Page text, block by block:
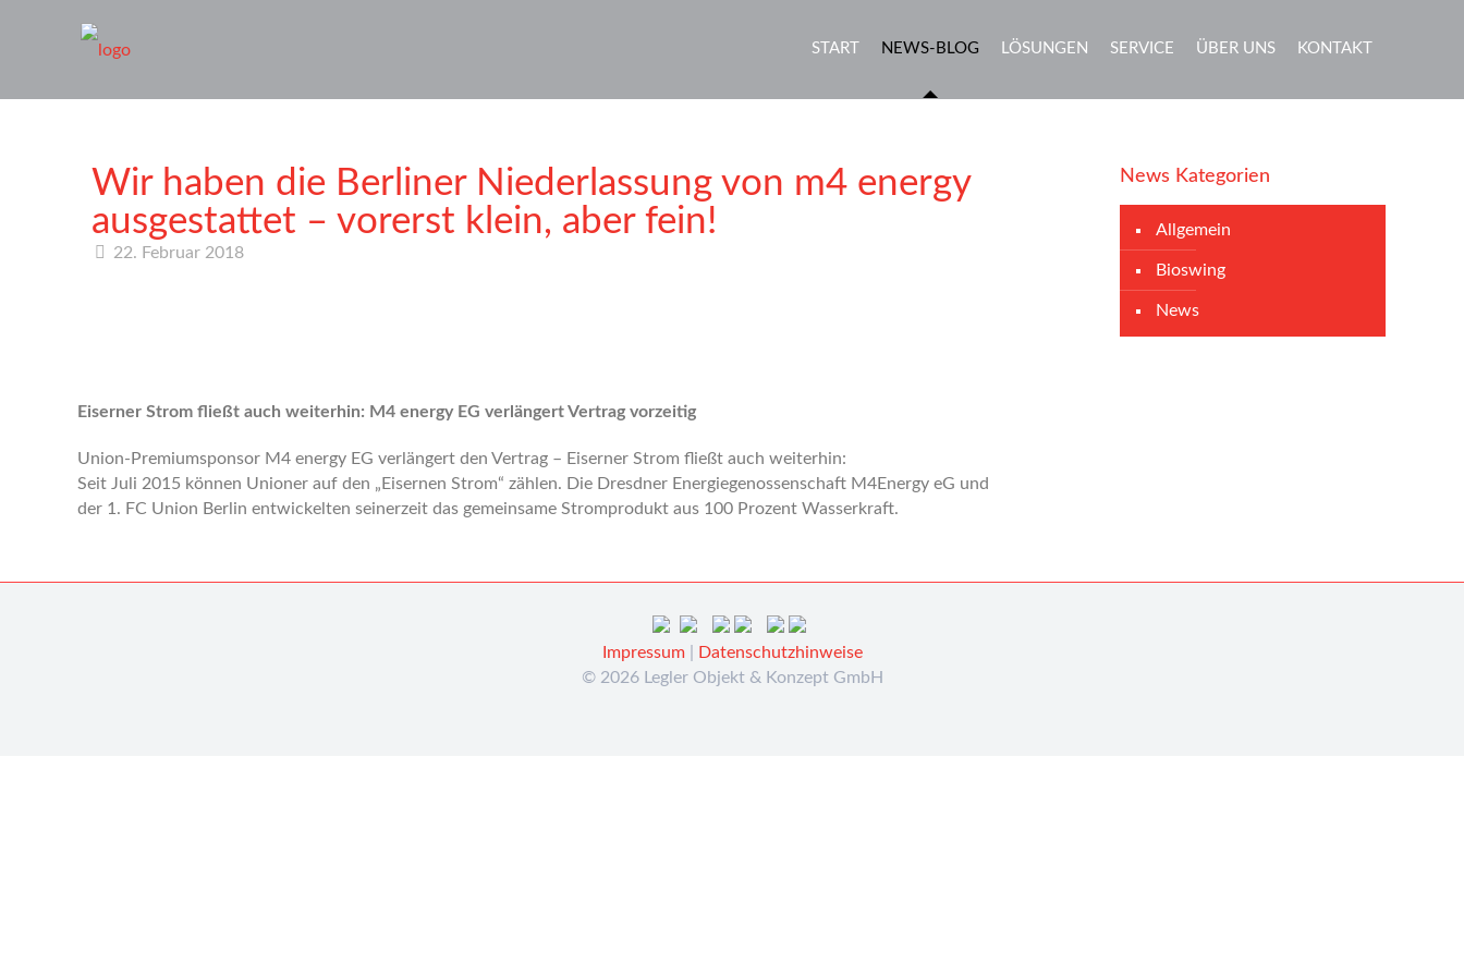
START NEWS-BLOG LÖSUNGEN SERVICE ÜBER UNS KONTAKT
Wir haben die Berliner Niederlassung von m4 energy
ausgestattet – vorerst klein, aber fein!
22. Februar 2018
Eiserner Strom fließt auch weiterhin: M4 energy EG verlängert Vertrag vorzeitig
Union-Premiumsponsor M4 energy EG verlängert den Vertrag – Eiserner Strom fließt auch weiterhin:
Seit Juli 2015 können Unioner auf den „Eisernen Strom“ zählen. Die Dresdner Energiegenossenschaft M4Energy eG und
der 1. FC Union Berlin entwickelten seinerzeit das gemeinsame Stromprodukt aus 100 Prozent Wasserkraft.
News Kategorien
Allgemein
Bioswing
News
Impressum|
Datenschutzhinweise
© 2026 Legler Objekt & Konzept GmbH